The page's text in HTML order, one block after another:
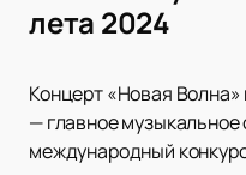
лета 2024
Концерт «Новая
— главное музыкальное
международный